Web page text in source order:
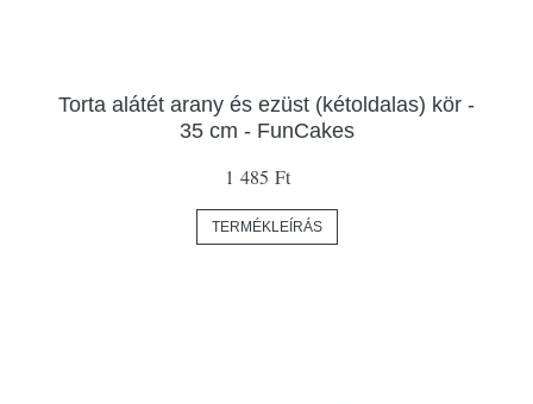
Torta alátét arany és ezüst (kétoldalas) kör -
35 cm - FunCakes
1 485 Ft
TERMÉKLEÍRÁS